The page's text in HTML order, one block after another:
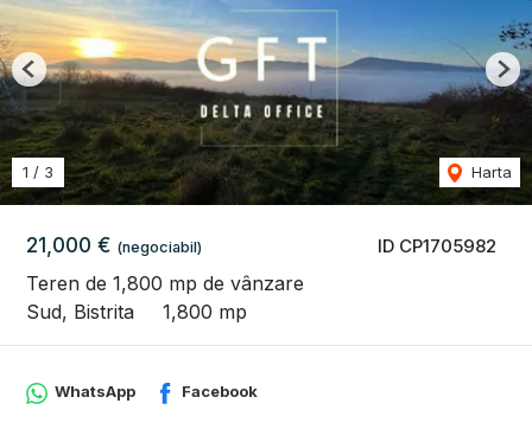
ID CP1705982
21,000 € (negociabil)
Teren de 1,800 mp de vânzare
Sud, Bistrita
1,800 mp
1 / 3 Harta
Previous
WhatsApp Facebook